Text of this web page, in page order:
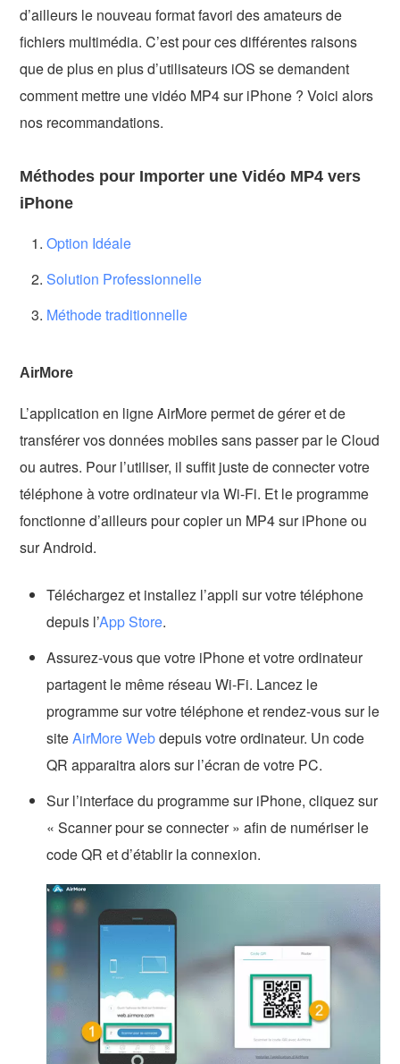
d’ailleurs le nouveau format favori des amateurs de
fichiers multimédia. C’est pour ces différentes raisons
que de plus en plus d’utilisateurs iOS se demandent
comment mettre une vidéo MP4 sur iPhone ? Voici alors
nos recommandations.
Méthodes pour Importer une Vidéo MP4 vers
iPhone
Option Idéale
Solution Professionnelle
Méthode traditionnelle
AirMore
L’application en ligne AirMore permet de gérer et de
transférer vos données mobiles sans passer par le Cloud
ou autres. Pour l’utiliser, il suffit juste de connecter votre
téléphone à votre ordinateur via Wi-Fi. Et le programme
fonctionne d’ailleurs pour copier un MP4 sur iPhone ou
sur Android.
Téléchargez et installez l’appli sur votre téléphone
depuis l’App Store.
Assurez-vous que votre iPhone et votre ordinateur
partagent le même réseau Wi-Fi. Lancez le
programme sur votre téléphone et rendez-vous sur le
siteAirMore Webdepuis votre ordinateur. Un code
QR apparaitra alors sur l’écran de votre PC.
Sur l’interface du programme sur iPhone, cliquez sur
« Scanner pour se connecter » afin de numériser le
code QR et d’établir la connexion.